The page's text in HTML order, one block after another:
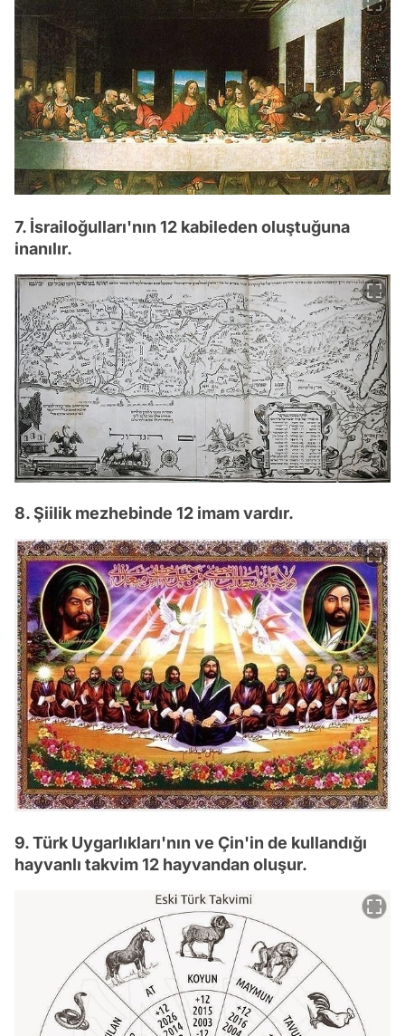
7. İsrailoğulları'nın 12 kabileden oluştuğuna
inanılır.
8. Şiilik mezhebinde 12 imam vardır.
9. Türk Uygarlıkları'nın ve Çin'in de kullandığı
hayvanlı takvim 12 hayvandan oluşur.